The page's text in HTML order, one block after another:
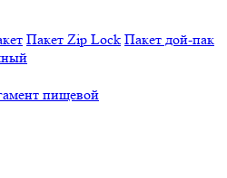
Пакет Zip Lock Пакет дой-пак
пищевой